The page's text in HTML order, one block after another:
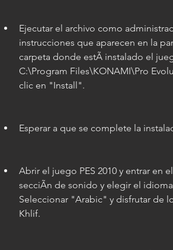
Ejecutar el archivo como
instrucciones que aparecen en la
carpeta donde estÃ instalado el
C:\Program Files\KONAMI\Pro
clic en "Install".
Esperar a que se complete la
Abrir el juego PES 2010 y entrar en
secciÃn de sonido y elegir el
Seleccionar "Arabic" y disfrutar de
Khlif.